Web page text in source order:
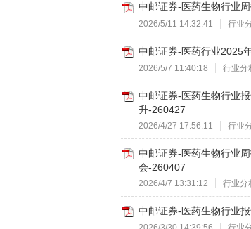
中邮证券-医药生物行业
2026/5/11 14:32:41 行业
中邮证券-医药行业2025
2026/5/7 11:40:18 行业分
中邮证券-医药生物行业
升-260427
2026/4/27 17:56:11 行业
中邮证券-医药生物行业
会-260407
2026/4/7 13:31:12 行业分
中邮证券-医药生物行业